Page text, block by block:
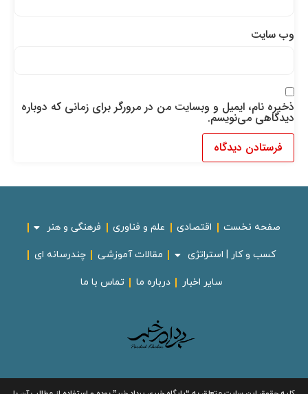
وب‌ سایت
ذخیره نام، ایمیل و وبسایت من در مرورگر برای زمانی که دوباره
دیدگاهی می‌نویسم.
صفحه نخست اقتصادی علم و فناوری فرهنگی و هنر
کسب و کار | استراتژی مقالات آموزشی چندرسانه ای
سایر اخبار درباره ما تماس با ما